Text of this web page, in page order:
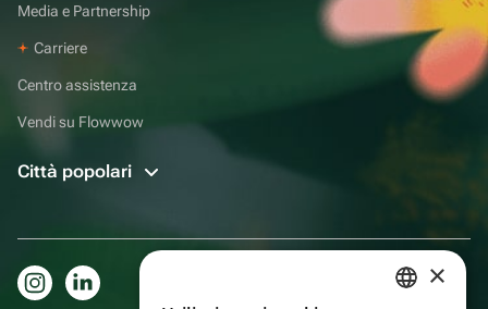
Media e Partnership
Carriere
Centro assistenza
Vendi su Flowwow
Città popolari
×